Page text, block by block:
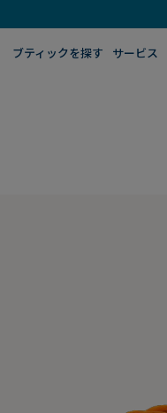
ブティックを探す​ サービス